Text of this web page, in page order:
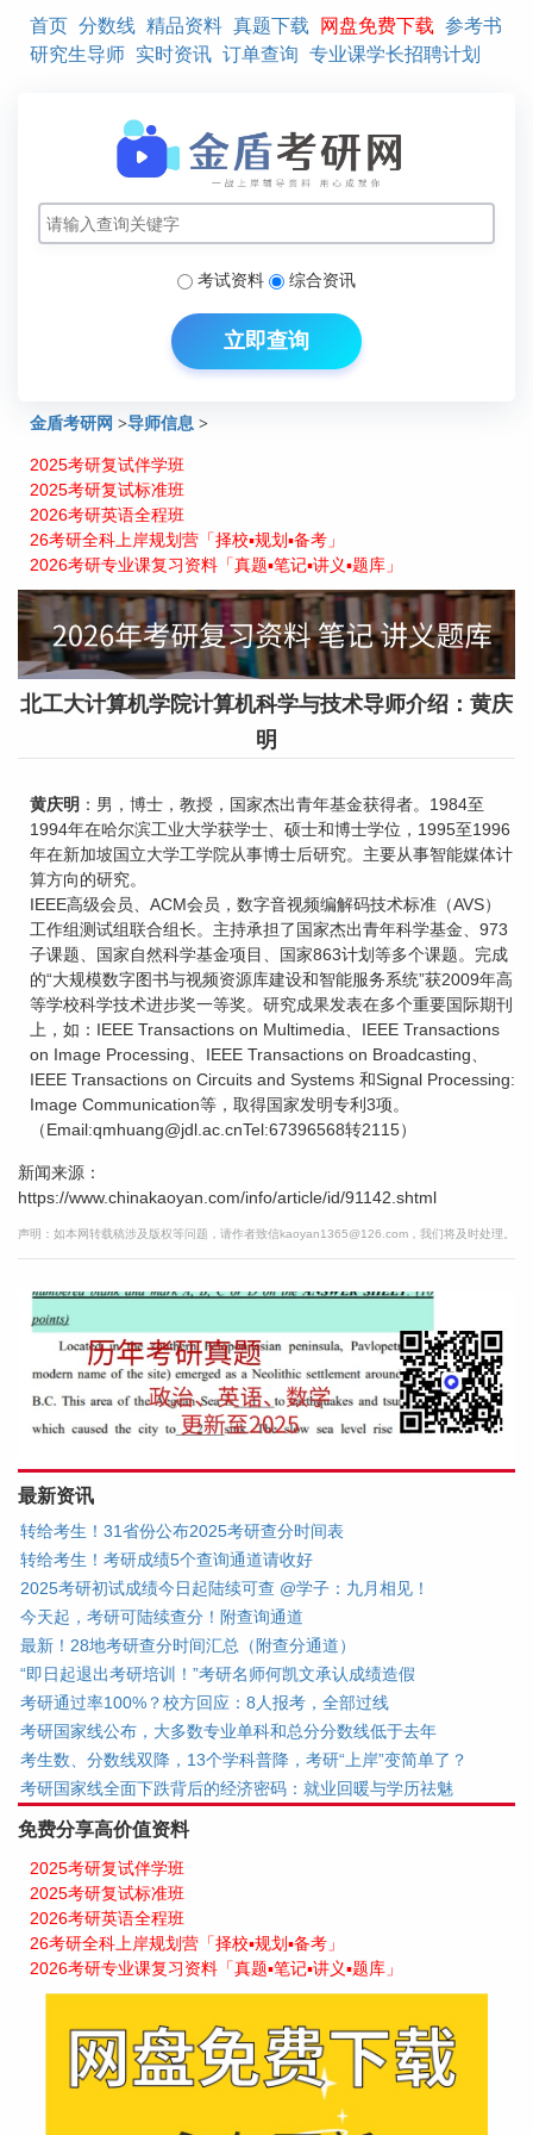
首页 分数线 精品资料 真题下载 网盘免费下载 参考书
研究生导师 实时资讯 订单查询 专业课学长招聘计划
考试资料 综合资讯
立即查询
金盾考研网 >导师信息 >
北工大计算机学院计算机科学与技术导师介绍：黄庆明
2025考研复试伴学班
2025考研复试标准班
2026考研英语全程班
26考研全科上岸规划营「择校▪规划▪备考」
2026考研专业课复习资料「真题▪笔记▪讲义▪题库」
北工大计算机学院计算机科学与技术导师介绍：黄庆
明
黄庆明 ：男，博士，教授，国家杰出青年基金获得者。1984至
1994年在哈尔滨工业大学获学士、硕士和博士学位，1995至1996
年在新加坡国立大学工学院从事博士后研究。主要从事智能媒体计
算方向的研究。
IEEE高级会员、ACM会员，数字音视频编解码技术标准（AVS）
工作组测试组联合组长。主持承担了国家杰出青年科学基金、973
子课题、国家自然科学基金项目、国家863计划等多个课题。完成
的“大规模数字图书与视频资源库建设和智能服务系统”获2009年高
等学校科学技术进步奖一等奖。研究成果发表在多个重要国际期刊
上，如：IEEE Transactions on Multimedia、IEEE Transactions
on Image Processing、IEEE Transactions on Broadcasting、
IEEE Transactions on Circuits and Systems 和Signal Processing:
Image Communication等，取得国家发明专利3项。
（Email:qmhuang@jdl.ac.cnTel:67396568转2115）
新闻来源：
https://www.chinakaoyan.com/info/article/id/91142.shtml
声明：如本网转载稿涉及版权等问题，请作者致信kaoyan1365@126.com，我们将及时处理。
最新资讯
转给考生！31省份公布2025考研查分时间表
转给考生！考研成绩5个查询通道请收好
2025考研初试成绩今日起陆续可查 @学子：九月相见！
今天起，考研可陆续查分！附查询通道
最新！28地考研查分时间汇总（附查分通道）
“即日起退出考研培训！”考研名师何凯文承认成绩造假
考研通过率100%？校方回应：8人报考，全部过线
考研国家线公布，大多数专业单科和总分分数线低于去年
考生数、分数线双降，13个学科普降，考研“上岸”变简单了？
考研国家线全面下跌背后的经济密码：就业回暖与学历祛魅
免费分享高价值资料
2025考研复试伴学班
2025考研复试标准班
2026考研英语全程班
26考研全科上岸规划营「择校▪规划▪备考」
2026考研专业课复习资料「真题▪笔记▪讲义▪题库」